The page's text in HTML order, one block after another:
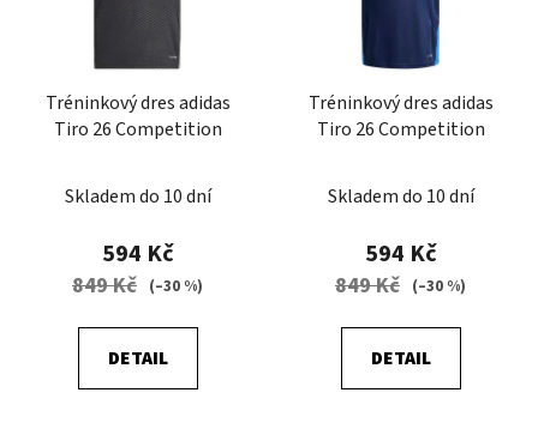
Tréninkový dres adidas
Tiro 26 Competition
Skladem do 10 dní
594 Kč
849 Kč (–30 %)
DETAIL
Tréninkový dres adidas
Tiro 26 Competition
Skladem do 10 dní
594 Kč
849 Kč (–30 %)
DETAIL